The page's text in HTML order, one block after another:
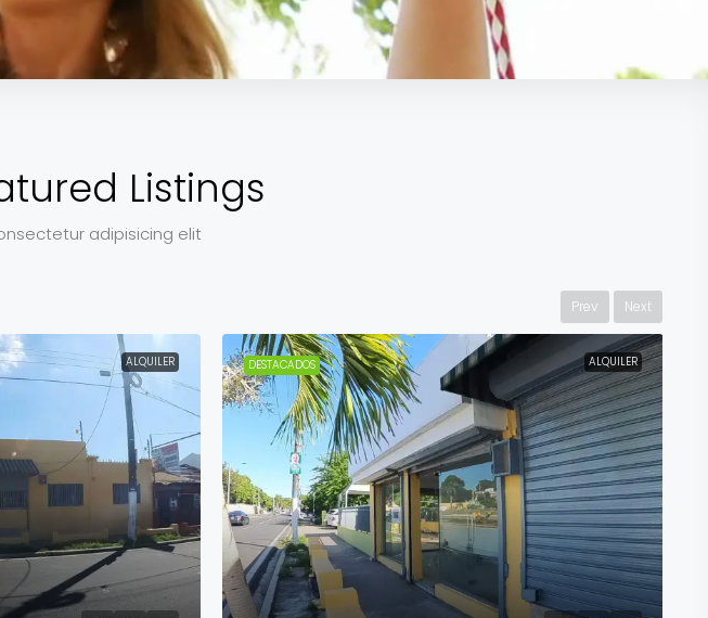
Listings
adipisicing elit
Prev Next
ALQUILER DESTACADOS ALQUILER